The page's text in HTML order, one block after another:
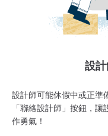
設
設計師可能休假中或正準
「聯絡設計師」按鈕，
作勇氣！